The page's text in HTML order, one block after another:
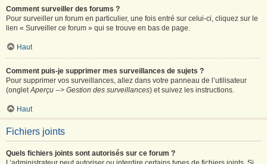
Comment surveiller des forums ?
Pour surveiller un forum en particulier, une fois entré sur celui-ci, cliquez sur le
lien « Surveiller ce forum » qui se trouve en bas de page.
Haut
Comment puis-je supprimer mes surveillances de sujets ?
Pour supprimer vos surveillances, allez dans votre panneau de l’utilisateur
(ongletAperçu --> Gestion des surveillances) et suivez les instructions.
Haut
Fichiers joints
Quels fichiers joints sont autorisés sur ce forum ?